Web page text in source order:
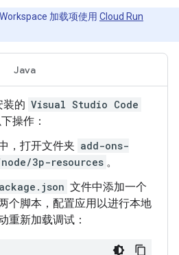
加载项使用 Cloud Run
Java
装的 Visual Studio Code
操作：
，打开文件夹 add-ons-
3p-resources 。
文件中添加一个
个脚本，配置应用以进行本地
重新加载调试：